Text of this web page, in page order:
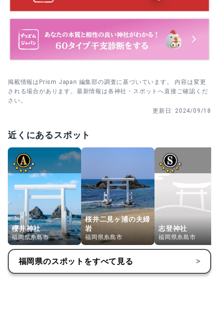
家内安全祈願
家族の健康と平穏を願う家内安全祈願。家族での昇殿も安
心の雰囲気です。要予約・随時受付、拝殿にて（初穂料
5,000円〜の案内あり）。
事業の発展や社運隆昌を願う商売繁昌祈願。法人・個人と
もに受けられます。要予約・随時受付、拝殿にて（初穂料
5,000円〜の案内あり）。
掲載情報はPrism Japan 編集部の調査に基づいています。 内容は変更
される場合があります。最新情報は各神社・スポットへ直接ご確認くだ
さい。
更新日: 2024/09/18
近くにあるスポット
櫻井神社
福岡県糸島市
桜井二見ヶ浦の夫婦
岩
福岡県糸島市
志登神社
福岡県糸島市
福岡県のスポットをすべて見る >